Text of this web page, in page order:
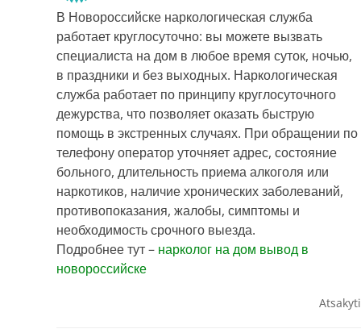
В Новороссийске наркологическая служба
работает круглосуточно: вы можете вызвать
специалиста на дом в любое время суток, ночью,
в праздники и без выходных. Наркологическая
служба работает по принципу круглосуточного
дежурства, что позволяет оказать быструю
помощь в экстренных случаях. При обращении по
телефону оператор уточняет адрес, состояние
больного, длительность приема алкоголя или
наркотиков, наличие хронических заболеваний,
противопоказания, жалобы, симптомы и
необходимость срочного выезда.
Подробнее тут – нарколог на дом вывод в
новороссийске
Atsakyti